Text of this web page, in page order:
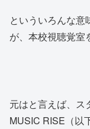
といういろんな意
が、本校視聴覚室
元はと言えば、ス
MUSIC RISE（以